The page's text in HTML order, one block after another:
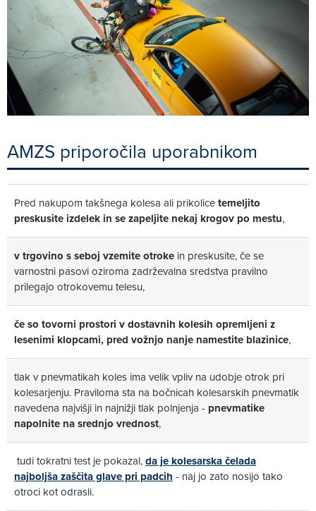
AMZS priporočila uporabnikom
Pred nakupom takšnega kolesa ali prikolicetemeljito
preskusite izdelek in se zapeljite nekaj krogov po mestu,
v trgovino s seboj vzemite otroke in preskusite, če se
varnostni pasovi oziroma zadrževalna sredstva pravilno
prilegajo otrokovemu telesu,
če so tovorni prostori v dostavnih kolesih opremljeni z
lesenimi klopcami, pred vožnjo nanje namestite blazinice,
tlak v pnevmatikah koles ima velik vpliv na udobje otrok pri
kolesarjenju. Praviloma sta na bočnicah kolesarskih pnevmatik
navedena najvišji in najnižji tlak polnjenja - pnevmatike
napolnite na srednjo vrednost,
tudi tokratni test je pokazal,da je kolesarska čelada
najboljša zaščita glave pri padcih - naj jo zato nosijo tako
otroci kot odrasli.